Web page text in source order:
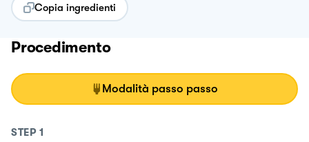
Copia ingredienti
Procedimento
Modalità passo passo
STEP 1